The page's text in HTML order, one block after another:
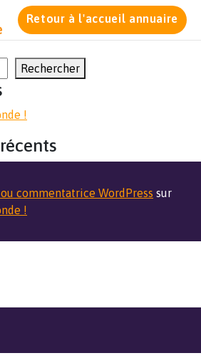
Retour à l'accueil annuaire
Rechercher
!
commentatrice WordPress sur
!